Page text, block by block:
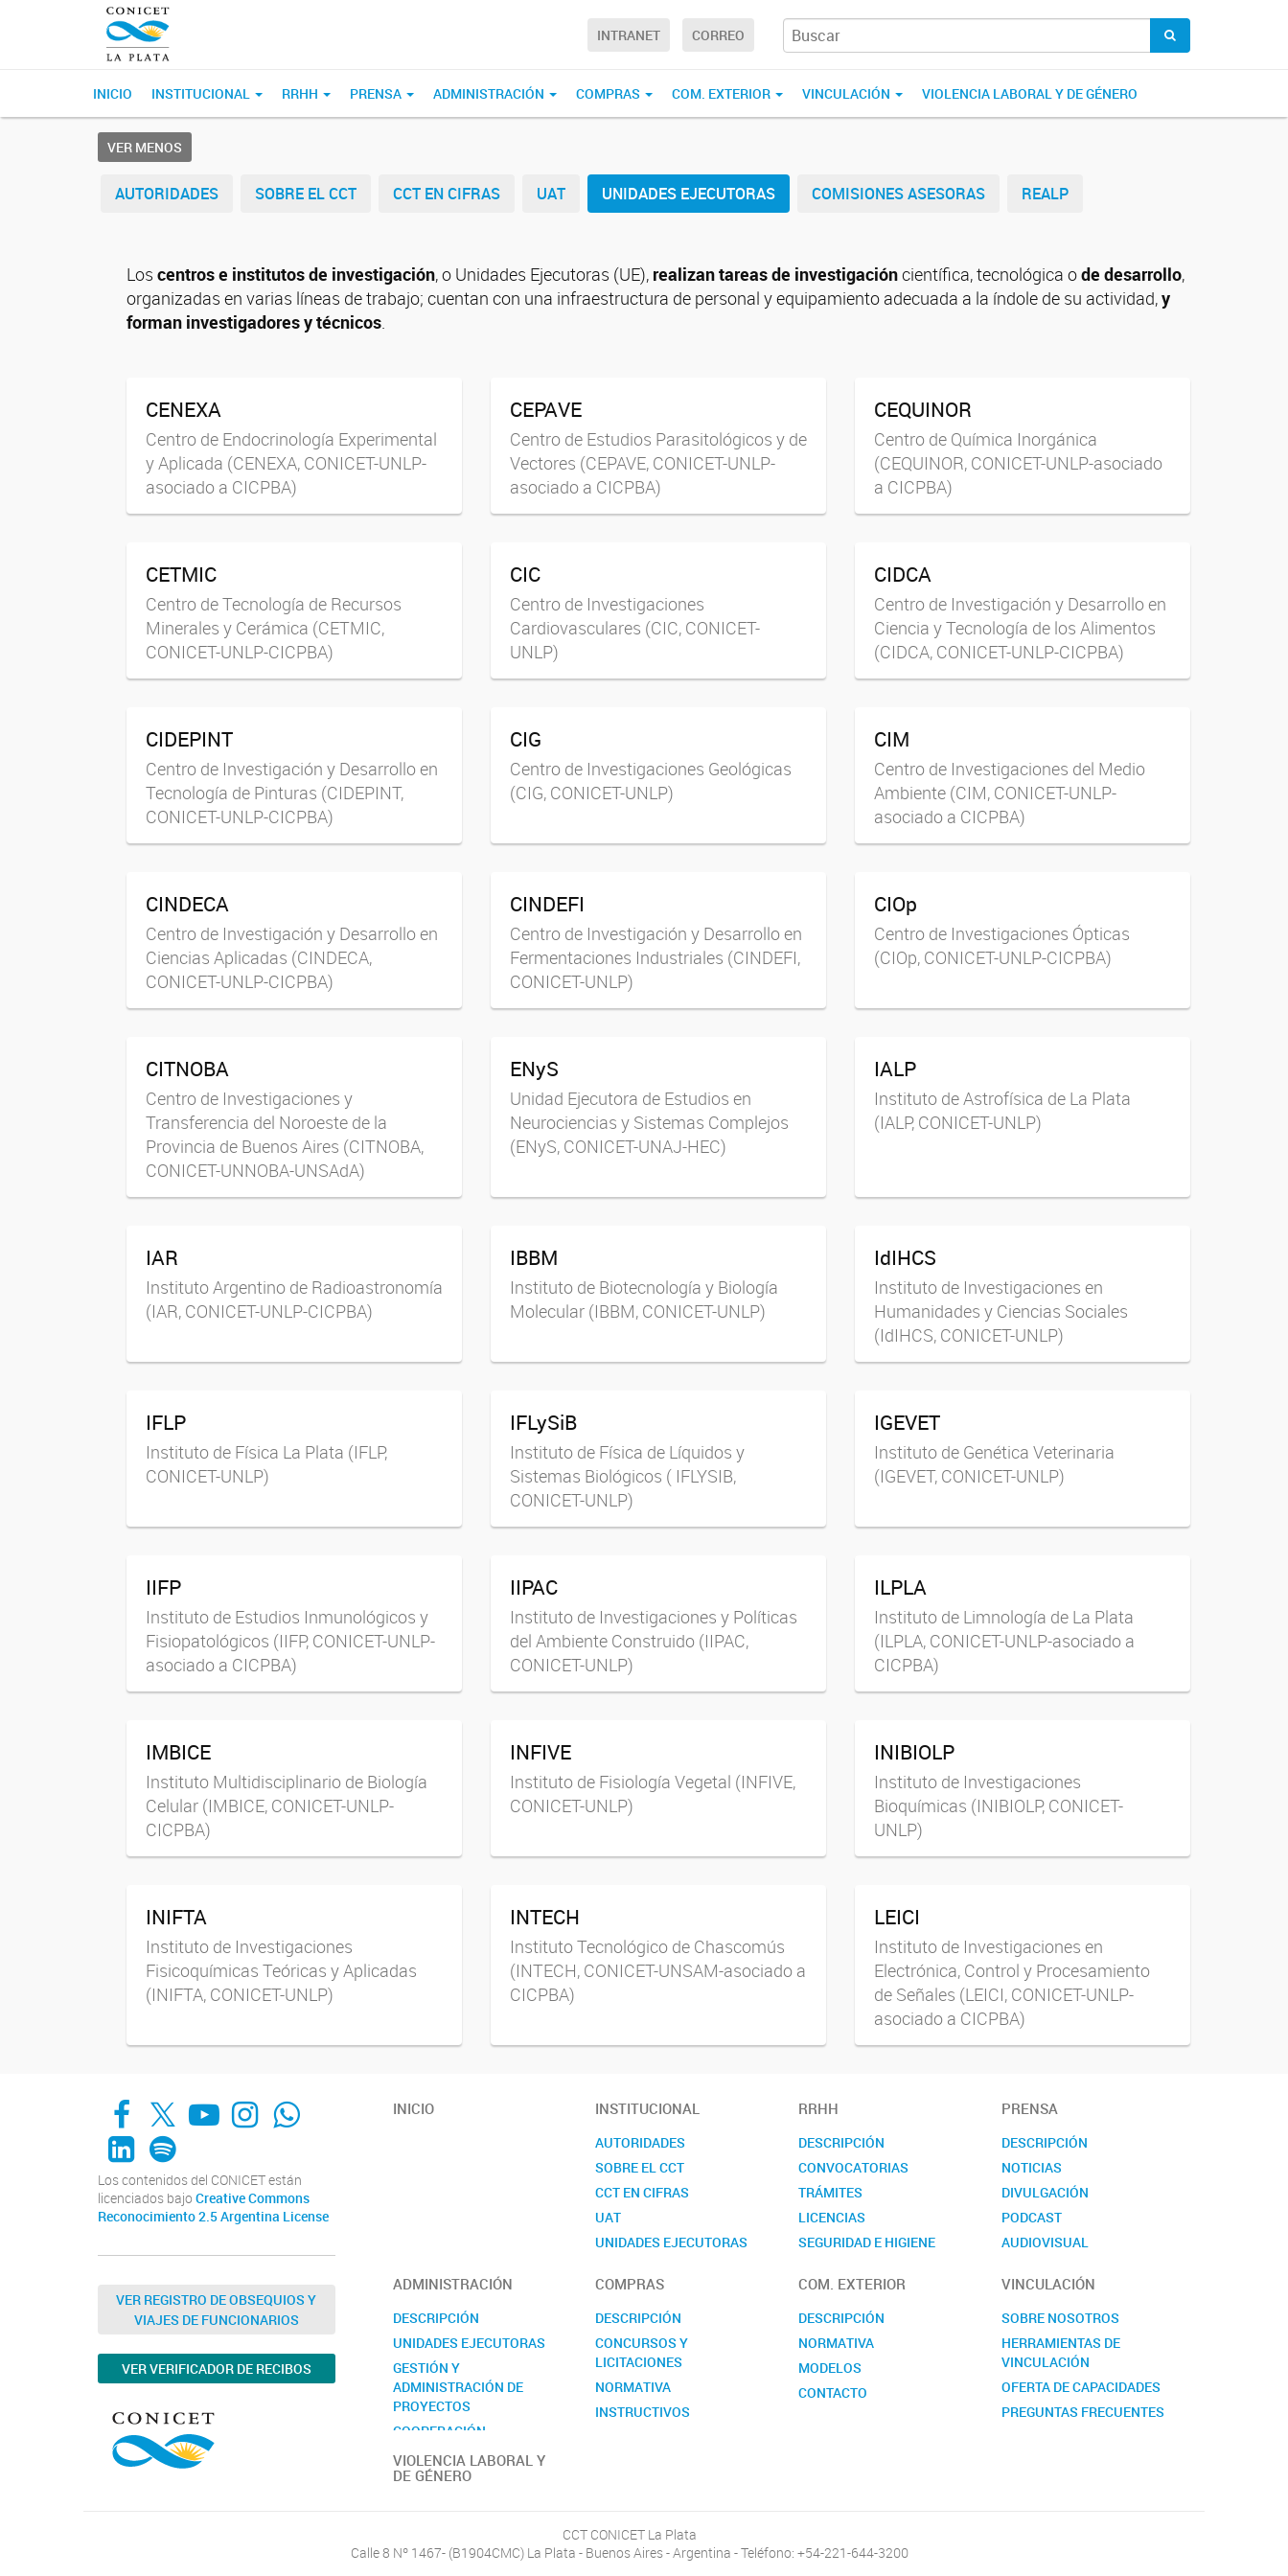
INTRANET CORREO
INICIO INSTITUCIONAL RRHH PRENSA ADMINISTRACIÓN COMPRAS COM. EXTERIOR VINCULACIÓN VIOLENCIA LABORAL Y DE GÉNERO
VER MENOS
AUTORIDADES SOBRE EL CCT CCT EN CIFRAS UAT UNIDADES EJECUTORAS COMISIONES ASESORAS REALP
Los centros e institutos de investigación, o Unidades Ejecutoras (UE), realizan tareas de investigacióncientífica, tecnológica ode desarrollo,
organizadas en varias líneas de trabajo; cuentan con una infraestructura de personal y equipamiento adecuada a la índole de su actividad,y
forman investigadores y técnicos.
CENEXA
Centro de Endocrinología Experimental
y Aplicada (CENEXA, CONICET-UNLP-
asociado a CICPBA)
CEPAVE
Centro de Estudios Parasitológicos y de
Vectores (CEPAVE, CONICET-UNLP-
asociado a CICPBA)
CEQUINOR
Centro de Química Inorgánica
(CEQUINOR, CONICET-UNLP-asociado
a CICPBA)
CETMIC
Centro de Tecnología de Recursos
Minerales y Cerámica (CETMIC,
CONICET-UNLP-CICPBA)
CIC
Centro de Investigaciones
Cardiovasculares (CIC, CONICET-
UNLP)
CIDCA
Centro de Investigación y Desarrollo en
Ciencia y Tecnología de los Alimentos
(CIDCA, CONICET-UNLP-CICPBA)
CIDEPINT
Centro de Investigación y Desarrollo en
Tecnología de Pinturas (CIDEPINT,
CONICET-UNLP-CICPBA)
CIG
Centro de Investigaciones Geológicas
(CIG, CONICET-UNLP)
CIM
Centro de Investigaciones del Medio
Ambiente (CIM, CONICET-UNLP-
asociado a CICPBA)
CINDECA
Centro de Investigación y Desarrollo en
Ciencias Aplicadas (CINDECA,
CONICET-UNLP-CICPBA)
CINDEFI
Centro de Investigación y Desarrollo en
Fermentaciones Industriales (CINDEFI,
CONICET-UNLP)
CIOp
Centro de Investigaciones Ópticas
(CIOp, CONICET-UNLP-CICPBA)
CITNOBA
Centro de Investigaciones y
Transferencia del Noroeste de la
Provincia de Buenos Aires (CITNOBA,
CONICET-UNNOBA-UNSAdA)
ENyS
Unidad Ejecutora de Estudios en
Neurociencias y Sistemas Complejos
(ENyS, CONICET-UNAJ-HEC)
IALP
Instituto de Astrofísica de La Plata
(IALP, CONICET-UNLP)
IAR
Instituto Argentino de Radioastronomía
(IAR, CONICET-UNLP-CICPBA)
IBBM
Instituto de Biotecnología y Biología
Molecular (IBBM, CONICET-UNLP)
IdIHCS
Instituto de Investigaciones en
Humanidades y Ciencias Sociales
(IdIHCS, CONICET-UNLP)
IFLP
Instituto de Física La Plata (IFLP,
CONICET-UNLP)
IFLySiB
Instituto de Física de Líquidos y
Sistemas Biológicos ( IFLYSIB,
CONICET-UNLP)
IGEVET
Instituto de Genética Veterinaria
(IGEVET, CONICET-UNLP)
IIFP
Instituto de Estudios Inmunológicos y
Fisiopatológicos (IIFP, CONICET-UNLP-
asociado a CICPBA)
IIPAC
Instituto de Investigaciones y Políticas
del Ambiente Construido (IIPAC,
CONICET-UNLP)
ILPLA
Instituto de Limnología de La Plata
(ILPLA, CONICET-UNLP-asociado a
CICPBA)
IMBICE
Instituto Multidisciplinario de Biología
Celular (IMBICE, CONICET-UNLP-
CICPBA)
INFIVE
Instituto de Fisiología Vegetal (INFIVE,
CONICET-UNLP)
INIBIOLP
Instituto de Investigaciones
Bioquímicas (INIBIOLP, CONICET-
UNLP)
INIFTA
Instituto de Investigaciones
Fisicoquímicas Teóricas y Aplicadas
(INIFTA, CONICET-UNLP)
INTECH
Instituto Tecnológico de Chascomús
(INTECH, CONICET-UNSAM-asociado a
CICPBA)
LEICI
Instituto de Investigaciones en
Electrónica, Control y Procesamiento
de Señales (LEICI, CONICET-UNLP-
asociado a CICPBA)
Facebook
X YouTube
Instagram
Whats App
LinkedIn
Spotify
Los contenidos del CONICET están
licenciados bajo Creative Commons
Reconocimiento 2.5 Argentina License
VER REGISTRO DE OBSEQUIOS Y
VIAJES DE FUNCIONARIOS
VER VERIFICADOR DE RECIBOS
INICIO INSTITUCIONAL
AUTORIDADES
SOBRE EL CCT
CCT EN CIFRAS
UAT
UNIDADES EJECUTORAS
REALP
RRHH
DESCRIPCIÓN
CONVOCATORIAS
TRÁMITES
LICENCIAS
SEGURIDAD E HIGIENE
PRENSA
DESCRIPCIÓN
NOTICIAS
DIVULGACIÓN
PODCAST
AUDIOVISUAL
NOVEDADES
CONTACTO
ADMINISTRACIÓN
DESCRIPCIÓN
UNIDADES EJECUTORAS
GESTIÓN Y
ADMINISTRACIÓN DE
PROYECTOS
COOPERACIÓN
CONTACTO
COMPRAS
DESCRIPCIÓN
CONCURSOS Y
LICITACIONES
NORMATIVA
INSTRUCTIVOS
COM. EXTERIOR
DESCRIPCIÓN
NORMATIVA
MODELOS
CONTACTO
VINCULACIÓN
SOBRE NOSOTROS
HERRAMIENTAS DE
VINCULACIÓN
OFERTA DE CAPACIDADES
PREGUNTAS FRECUENTES
VIOLENCIA LABORAL Y
DE GÉNERO
CCT CONICET La Plata
Calle 8 Nº 1467- (B1904CMC) La Plata - Buenos Aires - Argentina - Teléfono: +54-221-644-3200